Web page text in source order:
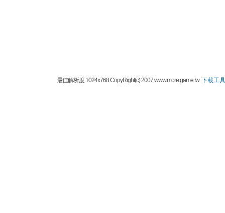
最佳解析度 1024x768 CopyRight(c) 2007 www.more.game.tw下載工